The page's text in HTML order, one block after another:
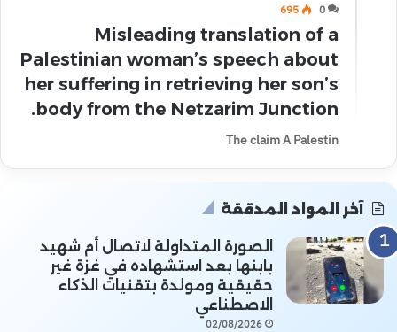
0
695
Misleading translation of a
Palestinian woman’s speech about
her suffering in retrieving her son’s
body from the Netzarim Junction.
The claim A Palestin
آخر المواد المدققة
الصورة المتداولة لاتصال أم شهيد
بابنها بعد استشهاده في غزة غير
حقيقية ومولدة بتقنيات الذكاء
الاصطناعي
02/08/2026